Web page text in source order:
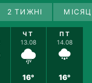
2 ТИЖНІ
ЧТ
13.08
16°
ПТ
14.08
16°